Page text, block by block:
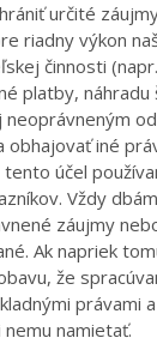
určité
riadny výkon
činnosti
platby, náhradu
neoprávneným
obhajovať iné
tento účel
Vždy
záujmy
Ak napriek
že
právami
nemu namietať.